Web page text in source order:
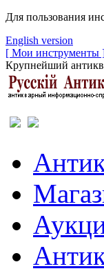
Для пользования
English version
[ Мои инструменты
Крупнейший